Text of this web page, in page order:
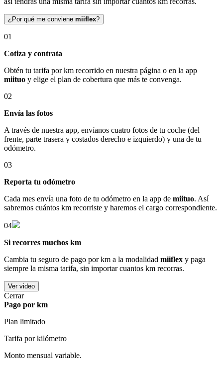
¿Por qué me conviene miiflex?
01
Cotiza y contrata
Obtén tu tarifa por km recorrido en nuestra página o en la app
miituo y elige el plan de cobertura que más te convenga.
02
Envía las fotos
A través de nuestra app, envíanos cuatro fotos de tu coche (del
frente, parte trasera y costados derecho e izquierdo) y una de tu
odómetro.
03
Reporta tu odómetro
Cada mes envía una foto de tu odómetro en la app de miituo. Así
sabremos cuántos km recorriste y haremos el cargo correspondiente.
04
Si recorres muchos km
Cambia tu seguro de pago por km a la modalidad miiflex y paga
siempre la misma tarifa, sin importar cuantos km recorras.
Ver video
Cerrar
Pago por km
Plan limitado
Tarifa por kilómetro
Monto mensual variable.